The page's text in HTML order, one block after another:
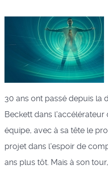
30 ans ont passé depuis la
Beckett dans
équipe, avec à sa tête le
projet dans l'espoir de
ans plus tôt. Mais à son